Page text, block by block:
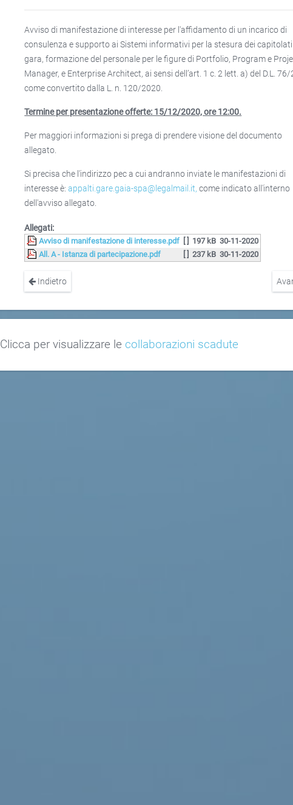
Avviso di manifestazione di interesse per l'affidamento di un incarico di
consulenza e supporto ai Sistemi informativi per la stesura dei
gara, formazione del personale per le figure di Portfolio, Program e
Manager, e Enterprise Architect, ai sensi dell’art. 1 c. 2 lett. a) del D.L.
come convertito dalla L. n. 120/2020.
Termine per presentazione offerte: 15/12/2020, ore 12:00.
Per maggiori informazioni si prega di prendere visione del documento
allegato.
Si precisa che l'indirizzo pec a cui andranno inviate le manifestazioni di
interesse è:appalti.gare.gaia-spa@legalmail.it, come indicato all'interno
dell'avviso allegato.
Allegati:
Avviso di manifestazione di interesse.pdf [ ] 197 kB 30-11-2020
All. A - Istanza di partecipazione.pdf
[ ] 237 kB 30-11-2020
Indietro
Clicca per visualizzare le collaborazioni scadute